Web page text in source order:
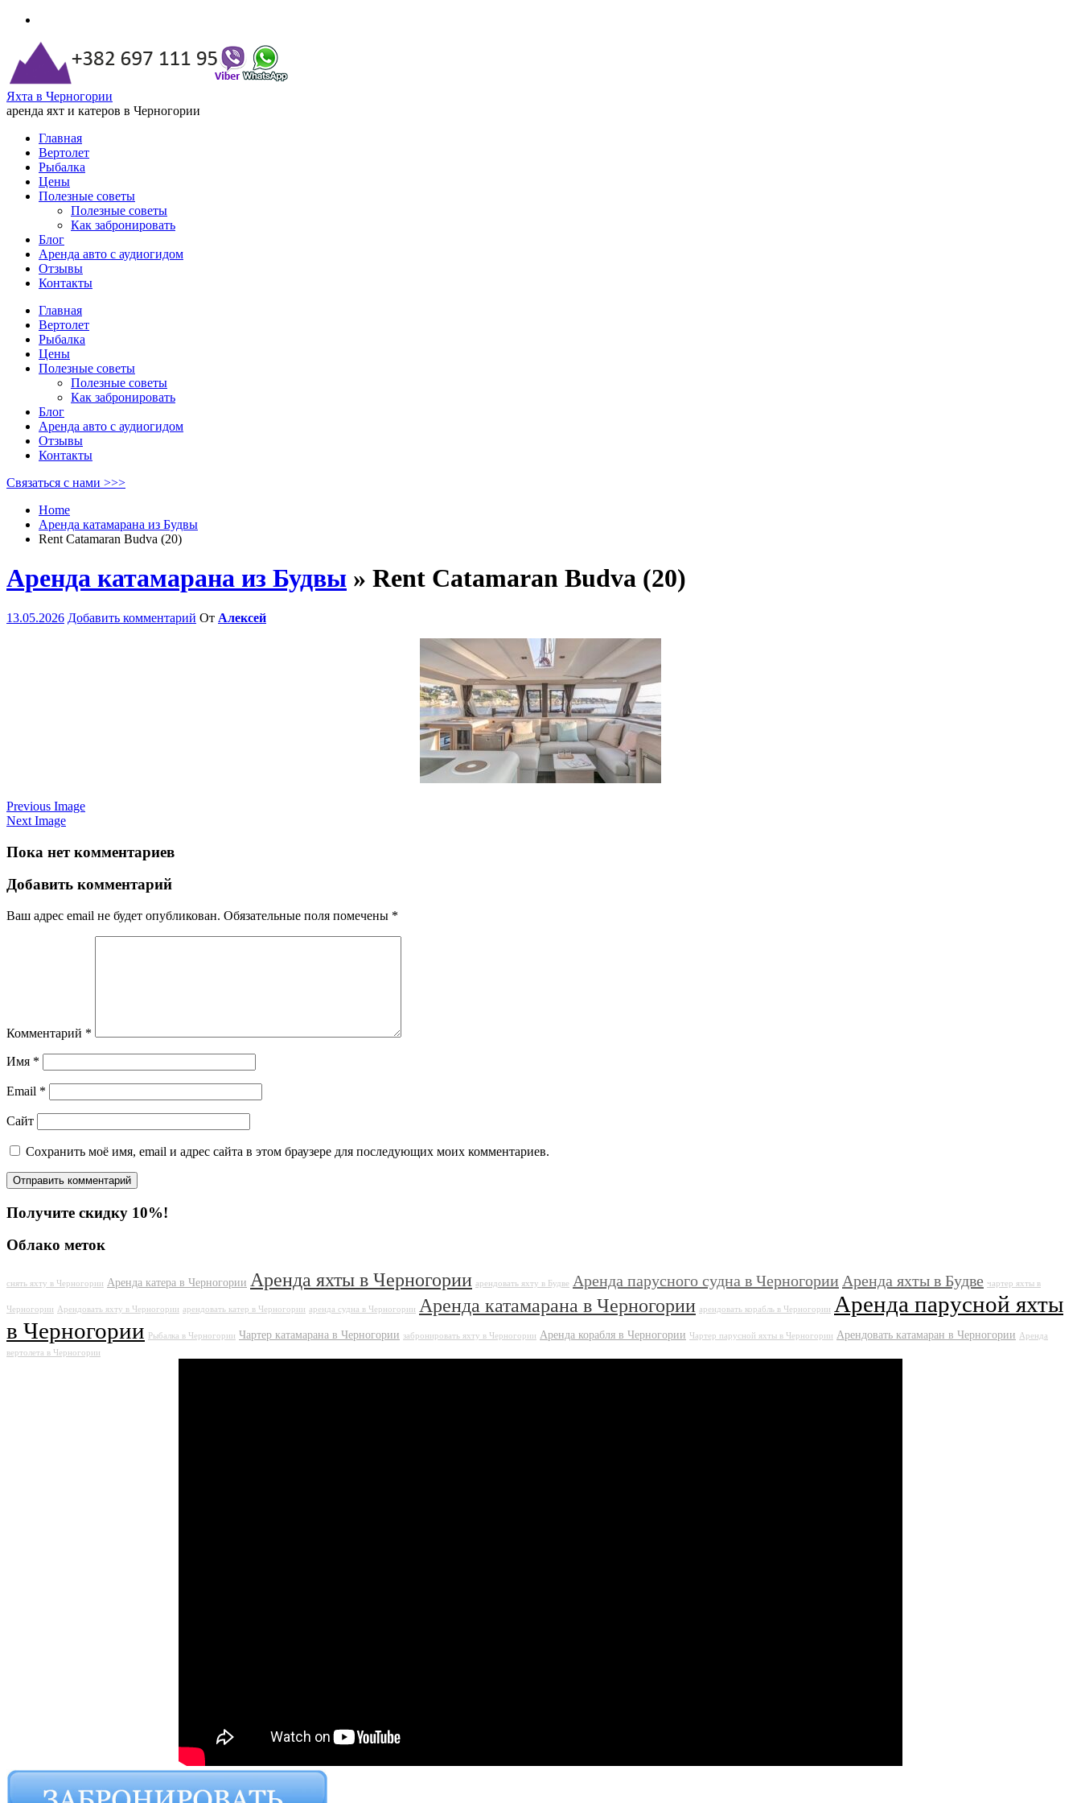
Яхта в Черногории
аренда яхт и катеров в Черногории
Главная
Вертолет
Рыбалка
Цены
Полезные советы
Полезные советы
Как забронировать
Блог
Аренда авто с аудиогидом
Отзывы
Контакты
Главная
Вертолет
Рыбалка
Цены
Полезные советы
Полезные советы
Как забронировать
Блог
Аренда авто с аудиогидом
Отзывы
Контакты
Связаться с нами >>>
Home
Аренда катамарана из Будвы
Rent Catamaran Budva (20)
Аренда катамарана из Будвы » Rent Catamaran Budva (20)
13.05.2026 Добавить комментарий От Алексей
Previous Image
Next Image
Пока нет комментариев
Добавить комментарий
Ваш адрес email не будет опубликован. Обязательные поля помечены *
Комментарий *
Имя *
Email *
Сайт
Сохранить моё имя, email и адрес сайта в этом браузере для последующих моих комментариев.
Получите скидку 10%!
Облако меток
снять яхту в Черногории Аренда катера в Черногории Аренда яхты в Черногории арендовать яхту в Будве Аренда парусного судна в Черногории Аренда яхты в Будве чартер яхты в
Черногории Арендовать яхту в Черногории арендовать катер в Черногории аренда судна в Черногории Аренда катамарана в Черногории арендовать корабль в Черногории
Аренда парусной яхты
в Черногории
Рыбалка в Черногории Чартер катамарана в Черногории забронировать яхту в Черногории Аренда корабля в Черногории Чартер парусной яхты в Черногории Арендовать катамаран в Черногории Аренда
вертолета в Черногории